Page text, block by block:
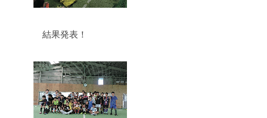
結果発表！